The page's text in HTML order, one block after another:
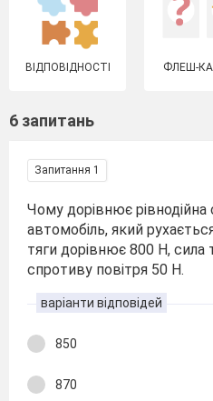
ВІДПОВІДНОСТІ ФЛЕШ-
6 запитань
Запитання 1
Чому дорівнює
автомобіль, який
тяги дорівнює 800 Н, сила
спротиву повітря 50 Н.
варіанти відповідей
850
870